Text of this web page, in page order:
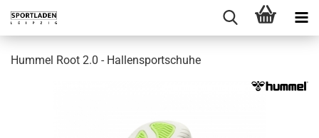
Hummel Root 2.0 - Hallensportschuhe